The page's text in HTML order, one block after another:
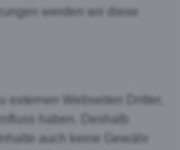
werden wir diese
externen Webseiten Dritter,
haben. Deshalb
auch keine Gewähr